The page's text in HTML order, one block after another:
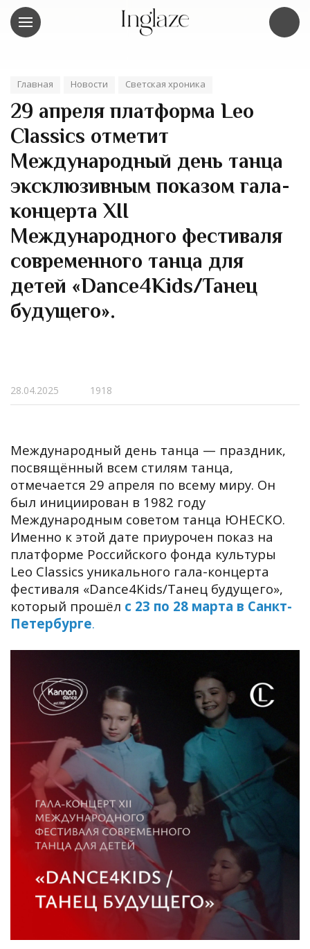
Главная Новости Светская хроника
29 апреля платформа Leo
Classics отметит
Международный день танца
эксклюзивным показом гала-
концерта ХII
Международного фестиваля
современного танца для
детей «Dance4Kids/Танец
будущего».
28.04.2025 1918
Международный день танца — праздник,
посвящённый всем стилям танца,
отмечается 29 апреля по всему миру. Он
был инициирован в 1982 году
Международным советом танца ЮНЕСКО.
Именно к этой дате приурочен показ на
платформе Российского фонда культуры
Leo Classics уникального гала-концерта
фестиваля «Dance4Kids/Танец будущего»,
который прошёл с 23 по 28 марта в Санкт-
Петербурге.